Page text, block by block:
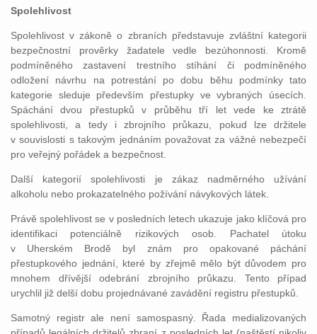
Spolehlivost
Spolehlivost v zákoně o zbraních představuje zvláštní kategorii
bezpečnostní prověrky žadatele vedle bezúhonnosti. Kromě
podmíněného zastavení trestního stíhání či podmíněného
odložení návrhu na potrestání po dobu běhu podmínky tato
kategorie sleduje především přestupky ve vybraných úsecích.
Spáchání dvou přestupků v průběhu tří let vede ke ztrátě
spolehlivosti, a tedy i zbrojního průkazu, pokud lze držitele
v souvislosti s takovým jednáním považovat za vážné nebezpečí
pro veřejný pořádek a bezpečnost.
Další kategorií spolehlivosti je zákaz nadměrného užívání
alkoholu nebo prokazatelného požívání návykových látek.
Právě spolehlivost se v posledních letech ukazuje jako klíčová pro
identifikaci potenciálně rizikových osob. Pachatel útoku
v Uherském Brodě byl znám pro opakované páchání
přestupkového jednání, které by zřejmě mělo být důvodem pro
mnohem dřívější odebrání zbrojního průkazu. Tento případ
urychlil již delší dobu projednávané zavádění registru přestupků.
Samotný registr ale není samospasný. Řada medializovaných